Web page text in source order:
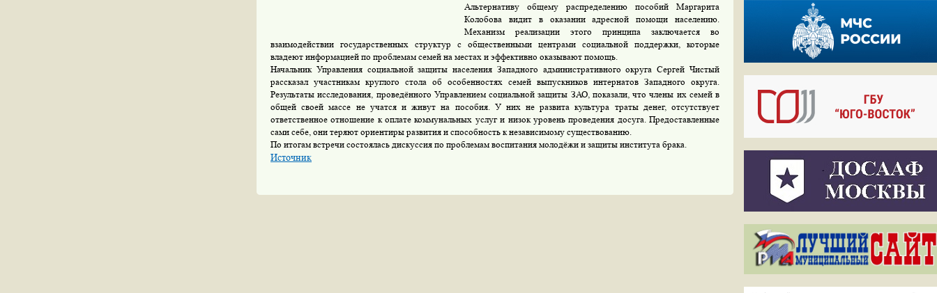
Альтернативу общему распределению пособий Маргарита
Колобова видит в оказании адресной помощи населению.
Механизм реализации этого принципа заключается во
взаимодействии государственных структур с общественными центрами социальной поддержки, которые
владеют информацией по проблемам семей на местах и эффективно оказывают помощь.
Начальник Управления социальной защиты населения Западного административного округа Сергей Чистый
рассказал участникам круглого стола об особенностях семей выпускников интернатов Западного округа.
Результаты исследования, проведённого Управлением социальной защиты ЗАО, показали, что члены их семей в
общей своей массе не учатся и живут на пособия. У них не развита культура траты денег, отсутствует
ответственное отношение к оплате коммунальных услуг и низок уровень проведения досуга. Предоставленные
сами себе, они теряют ориентиры развития и способность к независимому существованию.
По итогам встречи состоялась дискуссия по проблемам воспитания молодёжи и защиты института брака.
Источник